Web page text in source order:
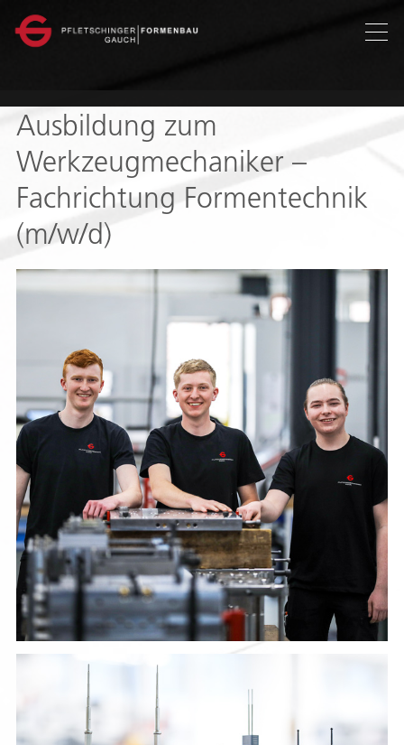
Ausbildung zum
Werkzeugmechaniker –
Fachrichtung Formentechnik
(m/w/d)